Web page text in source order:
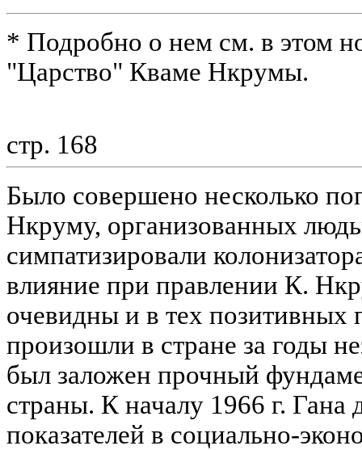
* Подробно о нем см. в этом
"Царство" Кваме Нкрумы.
стр. 168
Было совершено несколько
Нкруму, организованных
симпатизировали
влияние при правлении К.
очевидны и в тех позитивных
произошли в стране за годы
был заложен прочный
страны. К началу 1966 г. Гана
показателей в социально-